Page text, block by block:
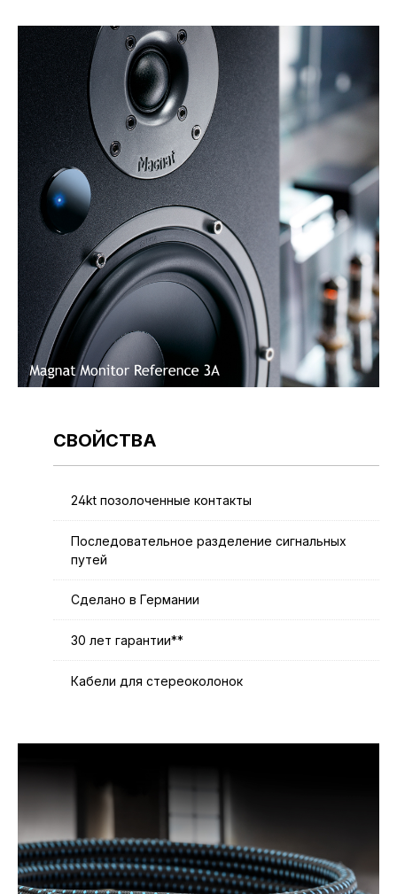
СВОЙСТВА
24kt позолоченные контакты
Последовательное разделение сигнальных
путей
Сделано в Германии
30 лет гарантии**
Кабели для стереоколонок